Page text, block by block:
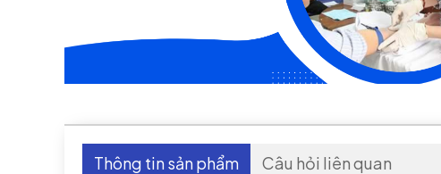
Thông tin sản phẩm Câu hỏi liên quan